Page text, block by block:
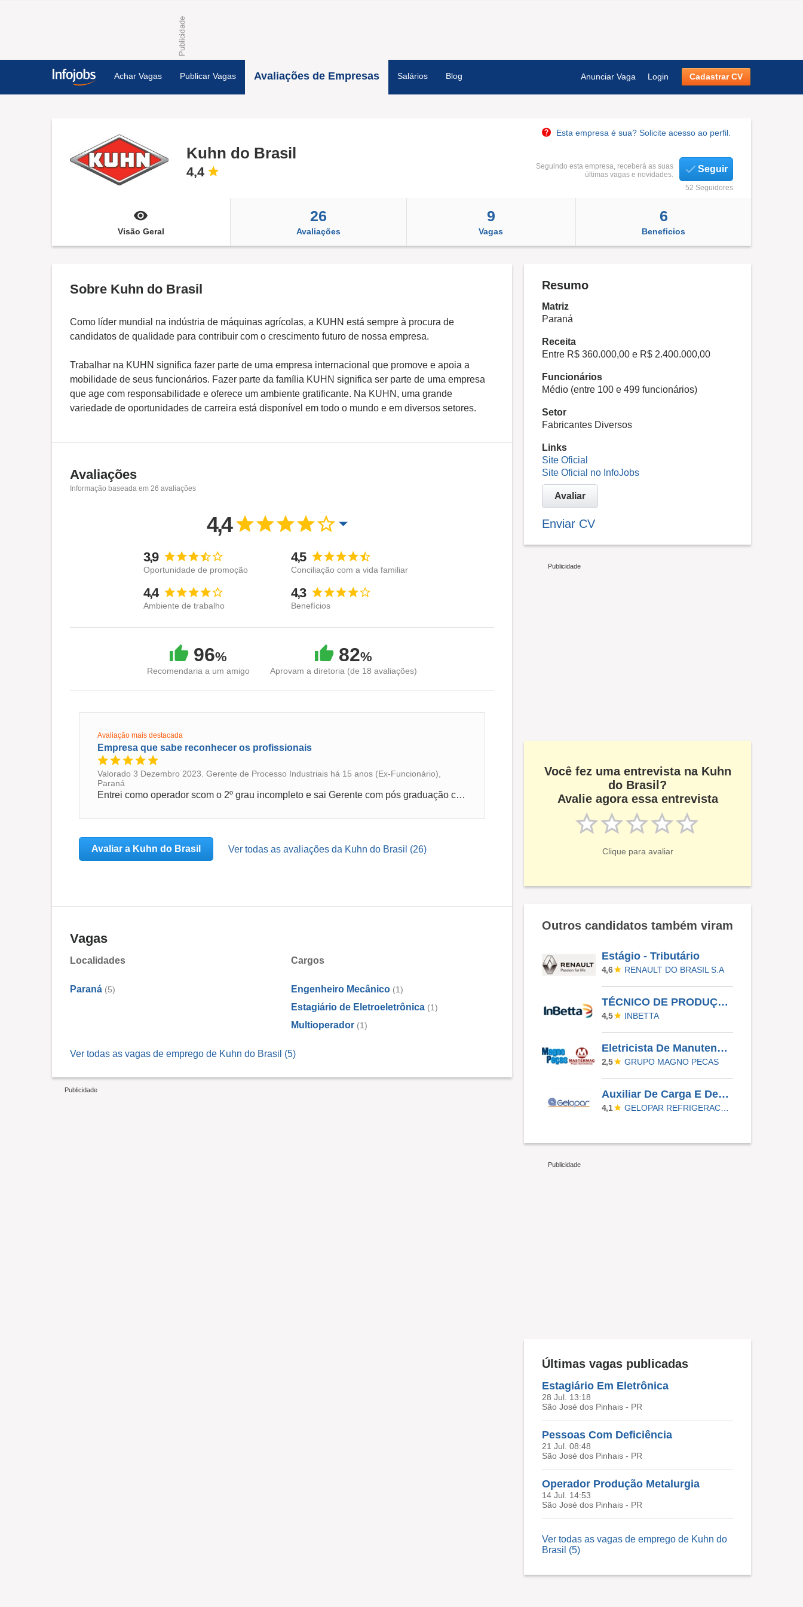
Achar Vagas Publicar Vagas Avaliações de Empresas Salários Blog Anunciar Vaga Login Cadastrar CV
Esta empresa é sua? Solicite acesso ao perfil.
Kuhn do Brasil
4,4
Seguindo esta empresa, receberá as suas
últimas vagas e novidades.
Seguir
52 Seguidores
Visão Geral
26
Avaliações
9
Vagas
6
Beneficios
Sobre Kuhn do Brasil
Como líder mundial na indústria de máquinas agrícolas, a KUHN está sempre à procura de
candidatos de qualidade para contribuir com o crescimento futuro de nossa empresa.
Trabalhar na KUHN significa fazer parte de uma empresa internacional que promove e apoia a
mobilidade de seus funcionários. Fazer parte da família KUHN significa ser parte de uma empresa
que age com responsabilidade e oferece um ambiente gratificante. Na KUHN, uma grande
variedade de oportunidades de carreira está disponível em todo o mundo e em diversos setores.
Avaliações
Informação baseada em 26 avaliações
4,4
3,9
Oportunidade de promoção
4,5
Conciliação com a vida familiar
4,4
Ambiente de trabalho
4,3
Benefícios
96%
Recomendaria a um amigo
82%
Aprovam a diretoria (de 18 avaliações)
Avaliação mais destacada
Empresa que sabe reconhecer os profissionais
Valorado 3 Dezembro 2023. Gerente de Processo Industriais há 15 anos (Ex-Funcionário),
Paraná
Entrei como operador scom o 2º grau incompleto e sai Gerente com pós graduação custeado pela organização.
Avaliar a Kuhn do Brasil Ver todas as avaliações da Kuhn do Brasil (26)
Vagas
Localidades
Paraná (5)
Cargos
Engenheiro Mecânico (1)
Estagiário de Eletroeletrônica (1)
Multioperador (1)
Ver todas as vagas de emprego de Kuhn do Brasil (5)
Resumo
Matriz
Paraná
Receita
Entre R$ 360.000,00 e R$ 2.400.000,00
Funcionários
Médio (entre 100 e 499 funcionários)
Setor
Fabricantes Diversos
Links
Site Oficial
Site Oficial no InfoJobs
Avaliar
Enviar CV
Você fez uma entrevista na Kuhn
do Brasil?
Avalie agora essa entrevista
Clique para avaliar
Outros candidatos também viram
Estágio - Tributário
4,6 RENAULT DO BRASIL S.A
TÉCNICO DE PRODUÇÃO - MANHÃ
4,5 INBETTA
Eletricista De Manutenção Industrial
2,5 GRUPO MAGNO PECAS
Auxiliar De Carga E Descarga
4,1
Últimas vagas publicadas
Estagiário Em Eletrônica
28 Jul. 13:18
São José dos Pinhais - PR
Pessoas Com Deficiência
21 Jul. 08:48
São José dos Pinhais - PR
Operador Produção Metalurgia
14 Jul. 14:53
São José dos Pinhais - PR
Ver todas as vagas de emprego de Kuhn do
Brasil (5)